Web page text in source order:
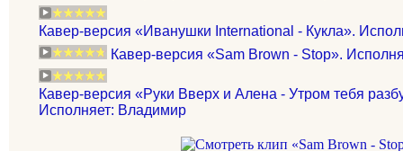
Кавер-версия «Иванушки International - Кукла».
Кавер-версия «Sam Brown - Stop».
Кавер-версия «Руки Вверх и Алена - Утром тебя
Исполняет: Владимир